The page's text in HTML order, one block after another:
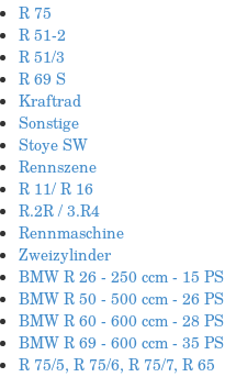
R 75
R 51-2
R 51/3
R 69 S
Kraftrad
Sonstige
Stoye SW
Rennszene
R 11/ R 16
R.2R / 3.R4
Rennmaschine
Zweizylinder
BMW R 26 - 250 ccm - 15 PS
BMW R 50 - 500 ccm - 26 PS
BMW R 60 - 600 ccm - 28 PS
BMW R 69 - 600 ccm - 35 PS
R 75/5, R 75/6, R 75/7, R 65